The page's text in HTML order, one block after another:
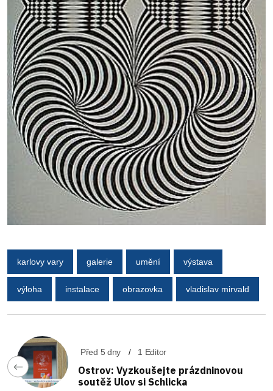
karlovy vary galerie umění výstava
výloha instalace obrazovka vladislav mirvald
Před 5 dny 1 Editor
Ostrov: Vyzkoušejte prázdninovou
soutěž Ulov si Schlicka